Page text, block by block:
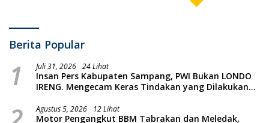
Berita Popular
1 Juli 31, 2026 24 Lihat
Insan Pers Kabupaten Sampang, PWI Bukan LONDO
IRENG. Mengecam Keras Tindakan yang Dilakukan
Agustus 5, 2026 12 Lihat
Motor Pengangkut BBM Tabrakan dan Meledak,